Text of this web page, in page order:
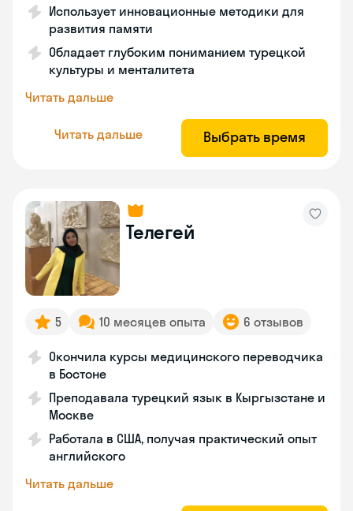
Использует инновационные методики для
развития памяти
Обладает глубоким пониманием турецкой
культуры и менталитета
Читать дальше
Читать дальше Выбрать время
Телегей
5 10 месяцев опыта 6 отзывов
Окончила курсы медицинского переводчика
в Бостоне
Преподавала турецкий язык в Кыргызстане и
Москве
Работала в США, получая практический опыт
английского
Читать дальше